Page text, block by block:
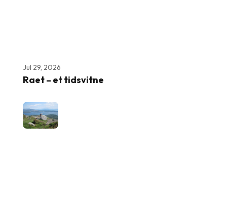
Jul 29, 2026
Raet – et tidsvitne